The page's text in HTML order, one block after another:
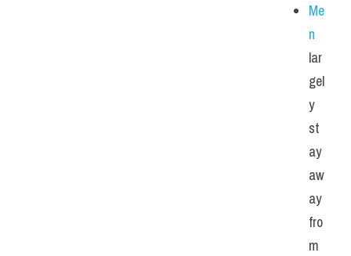
Me
n
lar
gel
y
st
ay
aw
ay
fro
m